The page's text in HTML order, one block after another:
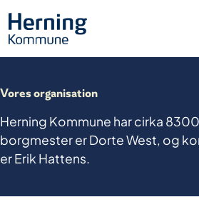
Vores organisation
Herning Kommune har cirka
borgmester er Dorte West, og
er Erik Hattens.